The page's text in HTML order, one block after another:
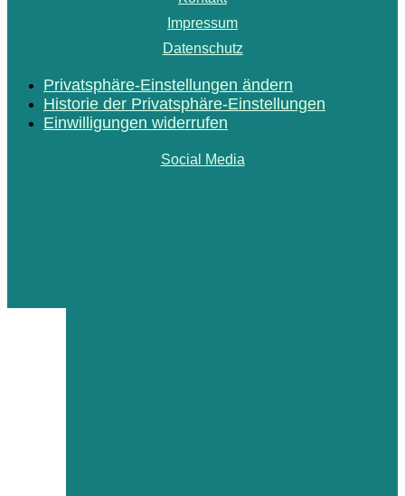
Impressum
Datenschutz
Privatsphäre-Einstellungen ändern
Historie der Privatsphäre-Einstellungen
Einwilligungen widerrufen
Social Media